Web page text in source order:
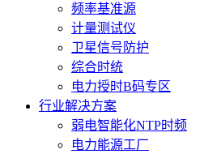
频率基准源
计量测试仪
卫星信号防护
综合时统
电力授时B码专区
行业解决方案
弱电智能化NTP时频
电力能源工厂